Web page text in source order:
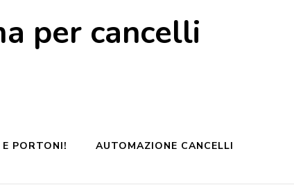
per cancelli
PORTONI! AUTOMAZIONE CANCELLI